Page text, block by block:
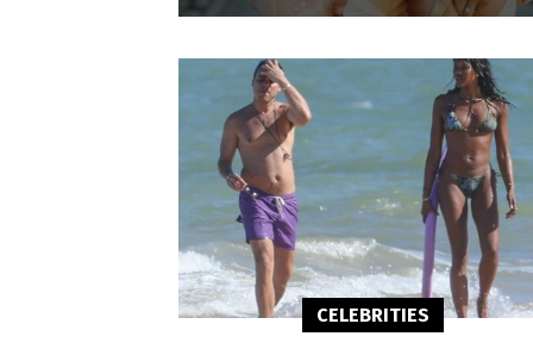
CELEBRITIES